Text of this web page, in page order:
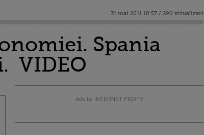
31 mai 2011 18:57 / 290 vizualizari
Spania
VIDEO
Ads by INTERNET PROTV